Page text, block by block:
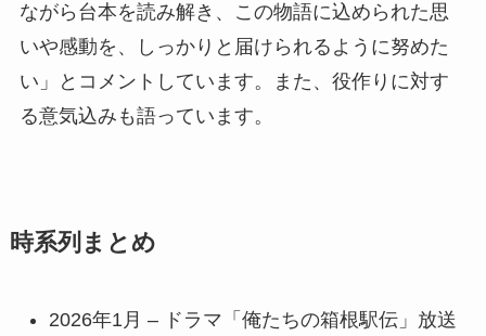
ながら台本を読み解き、この物語に込められた思
いや感動を、しっかりと届けられるように努めた
い」とコメントしています。また、役作りに対す
る意気込みも語っています。
時系列まとめ
2026年1月 – ドラマ「俺たちの箱根駅伝」放送